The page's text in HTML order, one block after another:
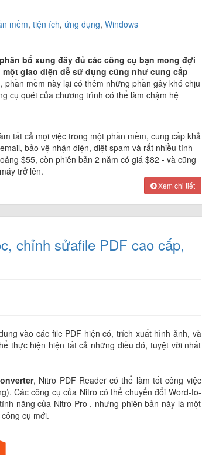
mềm, tiện ích, ứng dụng, Windows
bổ xung đầy đủ các công cụ bạn mong đợi
giao diện dễ sử dụng cũng như cung cấp
phần mềm này lại có thêm những phần gây khó chịu
cụ quét của chương trình có thể làm chậm hệ
tất cả mọi việc trong một phần mềm, cung cấp khả
bảo vệ nhận diện, diệt spam và rất nhiều tính
$55, còn phiên bản 2 năm có giá $82 - và cũng
trở lên.
Xem chi tiết
chỉnh sửafile PDF cao cấp,
vào các file PDF hiện có, trích xuất hình ảnh, và
thực hiện hiện tất cả những điều đó, tuyệt vời nhất
, Nitro PDF Reader có thể làm tốt công việc
Các công cụ của Nitro có thể chuyển đổi Word-to-
năng của Nitro Pro , nhưng phiên bản này là một
cụ mới.